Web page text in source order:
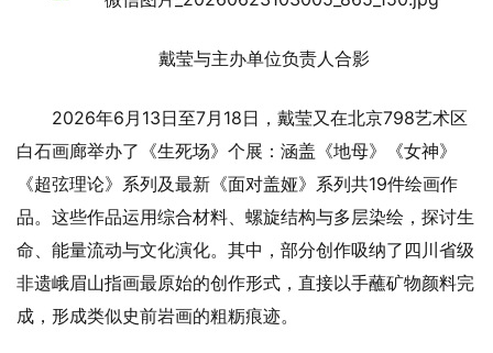
戴莹与主办单位负责人合影
2026年6月13日至7月18日，戴莹又在北京798艺术区
白石画廊举办了‌《生死场》个‌展‌：涵盖《地母》《女神》
《超弦理论》系列及最新《面对盖娅》系列共‌19件‌绘画作
品。这些作品运用综合材料、螺旋结构与多层染绘，探讨生
命、能量流动与文化演化。其中，部分创作吸纳了四川省级
非遗峨眉山指画最原始的创作形式，直接以手蘸矿物颜料完
成，形成类似史前岩画的粗粝痕迹。